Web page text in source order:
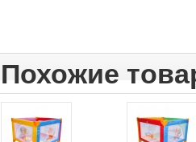
Похожие